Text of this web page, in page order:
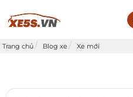
Trang chủ Blog xe Xe mới